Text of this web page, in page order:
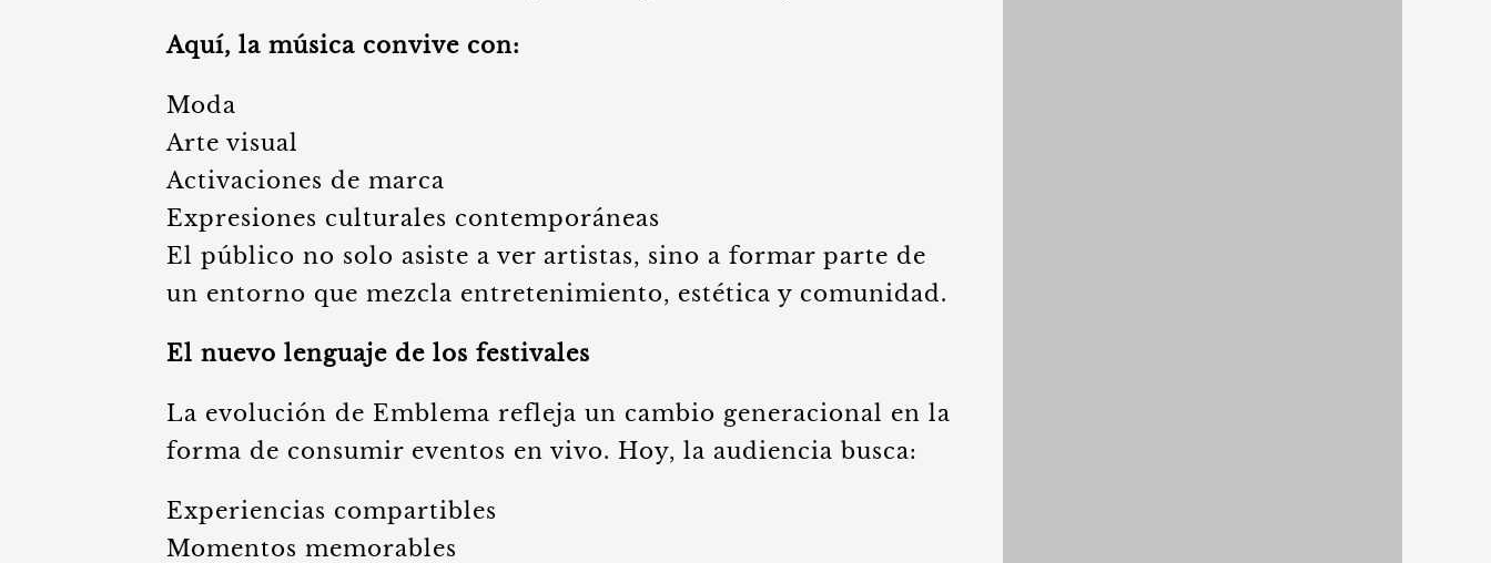
Aquí, la música convive con:
Moda
Arte visual
Activaciones de marca
Expresiones culturales contemporáneas
El público no solo asiste a ver artistas, sino a formar parte de
un entorno que mezcla entretenimiento, estética y comunidad.
El nuevo lenguaje de los festivales
La evolución de Emblema refleja un cambio generacional en la
forma de consumir eventos en vivo. Hoy, la audiencia busca:
Experiencias compartibles
Momentos memorables